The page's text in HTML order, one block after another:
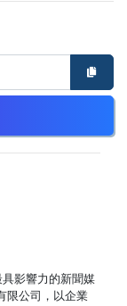
影響力的新聞媒
限公司，以企業